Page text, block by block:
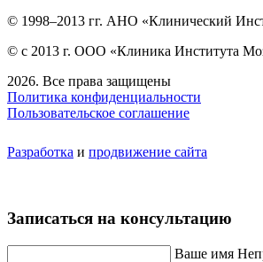
© 1998–2013 гг. АНО «Клинический
© с 2013 г. ООО «Клиника Института
2026. Все права защищены
Политика конфиденциальности
Пользовательское соглашение
Разработка и продвижение сайта
Записаться на консультацию
Ваше имя